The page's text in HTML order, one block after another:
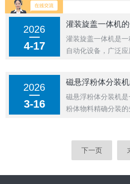
位，一手扶住瓶身
后下方拉紧，使托
2026
4-17
灌装旋盖一体机
灌装旋盖一体机是
自动化设备，广泛
的质量与卫生。可
子，适应不同的生
工作...
2026
3-16
磁悬浮粉体分装
磁悬浮粉体分装机
粉体物料精确分装
较高的环境中完成
下一页